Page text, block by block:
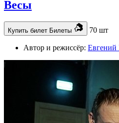
Весы
Купить билет Билеты 70 шт
Автор и режиссёр: Евгений